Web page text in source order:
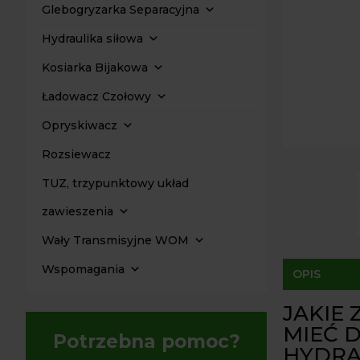
Glebogryzarka Separacyjna
Hydraulika siłowa
Kosiarka Bijakowa
Ładowacz Czołowy
Opryskiwacz
Rozsiewacz
TUZ, trzypunktowy układ
zawieszenia
Wały Transmisyjne WOM
Wspomagania
Potrzebna pomoc?
OPIS
JAKIE
MIEĆ